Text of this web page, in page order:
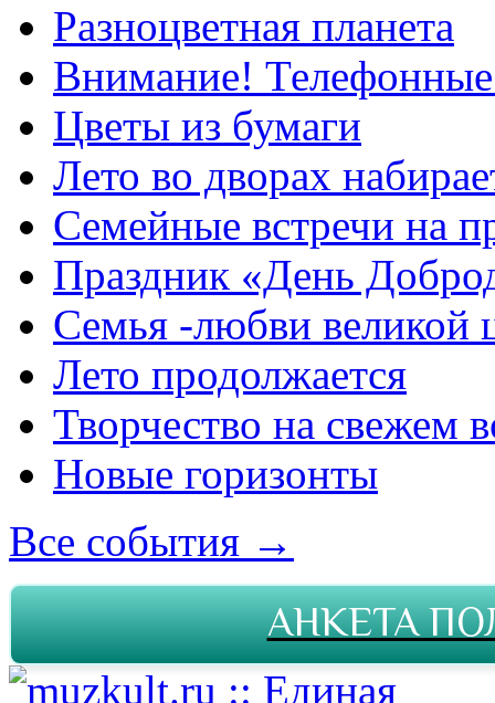
Разноцветная планета
Внимание!
Цветы из бумаги
Лето во дворах
Семейные встречи на
Праздник «День
Семья -любви великой
Лето продолжается
Творчество на свежем
Новые горизонты
Все события →
АНКЕТА